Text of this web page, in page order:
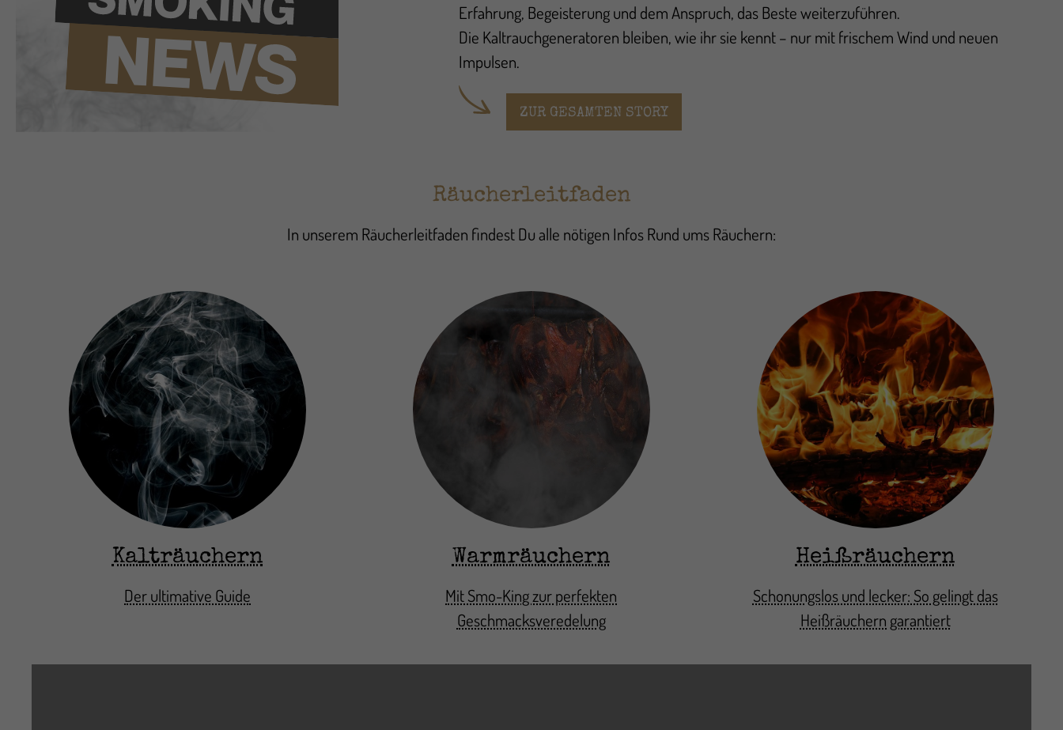
Erfahrung, Begeisterung und dem Anspruch, das Beste weiterzuführen.
Die Kaltrauchgeneratoren bleiben, wie ihr sie kennt – nur mit frischem Wind und neuen
Impulsen.
ZUR GESAMTEN STORY
Räucherleitfaden
In unserem Räucherleitfaden findest Du alle nötigen Infos Rund ums Räuchern:
Kalträuchern
Der ultimative Guide
Warmräuchern
Mit Smo-King zur perfekten
Geschmacksveredelung
Heißräuchern
Schonungslos und lecker: So gelingt das
Heißräuchern garantiert